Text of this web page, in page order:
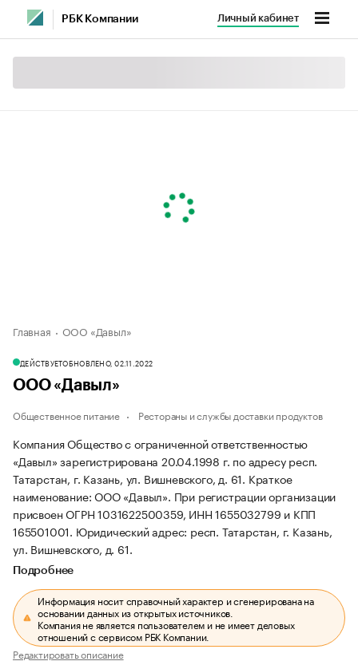
РБК Компании Личный кабинет
Главная ООО «Давыл»
ДЕЙСТВУЕТОБНОВЛЕНО, 02.11.2022
ООО «Давыл»
Общественное питание Рестораны и службы доставки продуктов
Компания Общество с ограниченной ответственностью
«Давыл» зарегистрирована 20.04.1998 г. по адресу респ.
Татарстан, г. Казань, ул. Вишневского, д. 61. Краткое
наименование: ООО «Давыл». При регистрации организации
присвоен ОГРН 1031622500359, ИНН 1655032799 и КПП
165501001. Юридический адрес: респ. Татарстан, г. Казань,
ул. Вишневского, д. 61.
Подробнее
Информация носит справочный характер и сгенерирована на
основании данных из открытых источников.
Компания не является пользователем и не имеет деловых
отношений с сервисом РБК Компании.
Редактировать описание